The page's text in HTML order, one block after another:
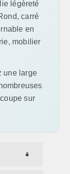
légèreté
carré
en
mobilier
une large
sur